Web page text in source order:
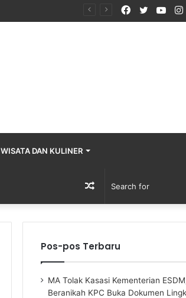
Twitter
Facebook
WISATA DAN KULINER
Random
Article
Pos-pos Terbaru
MA Tolak Kasasi Kementerian
Beranikah KPC Buka Dokumen